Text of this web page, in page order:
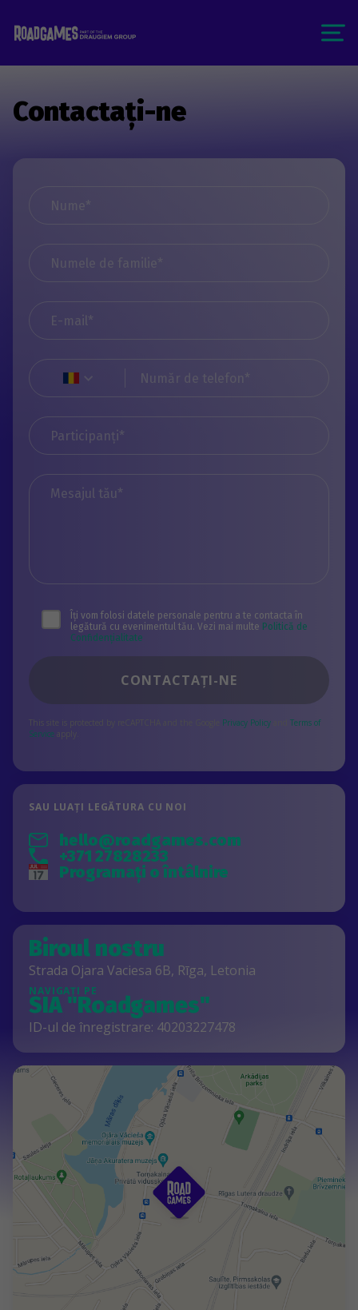
Contactați-ne
Îți vom folosi datele personale pentru a te contacta în
legătură cu evenimentul tău. Vezi mai multe Politică de
Confidențialitate
CONTACTAŢI-NE
This site is protected by reCAPTCHA and the Google Privacy Policy
Terms of
Service
SAU LUAȚI LEGĂTURA CU NOI
hello@roadgames.com
+371 27828233
Programați o întâlnire
Biroul nostru
Strada Ojara Vaciesa 6B, Rīga, Letonia
NAVIGAȚI PE
SIA "Roadgames"
ID-ul de înregistrare: 40203227478